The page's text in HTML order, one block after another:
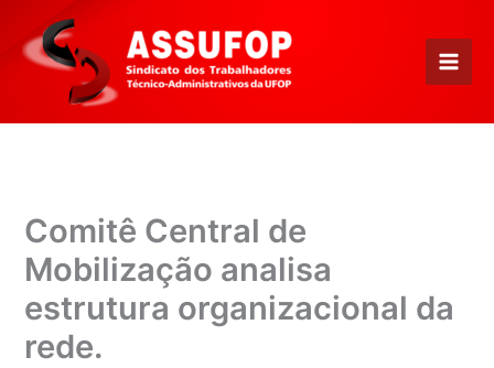
para
conteúdo
Comitê Central de
Mobilização analisa
estrutura organizacional da
rede.